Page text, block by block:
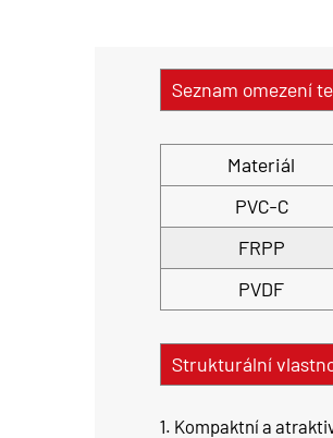
Seznam omezení
Materiál
PVC-C
FRPP
PVDF
Strukturální
1. Kompaktní a